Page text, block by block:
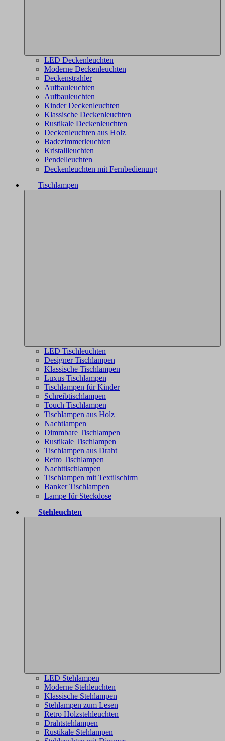
LED Deckenleuchten
Moderne Deckenleuchten
Deckenstrahler
Aufbauleuchten
Aufbauleuchten
Kinder Deckenleuchten
Klassische Deckenleuchten
Rustikale Deckenleuchten
Deckenleuchten aus Holz
Badezimmerleuchten
Kristallleuchten
Pendelleuchten
Deckenleuchten mit Fernbedienung
Tischlampen
LED Tischleuchten
Designer Tischlampen
Klassische Tischlampen
Luxus Tischlampen
Tischlampen für Kinder
Schreibtischlampen
Touch Tischlampen
Tischlampen aus Holz
Nachtlampen
Dimmbare Tischlampen
Rustikale Tischlampen
Tischlampen aus Draht
Retro Tischlampen
Nachttischlampen
Tischlampen mit Textilschirm
Banker Tischlampen
Lampe für Steckdose
Stehleuchten
LED Stehlampen
Moderne Stehleuchten
Klassische Stehlampen
Stehlampen zum Lesen
Retro Holzstehleuchten
Drahtstehlampen
Rustikale Stehlampen